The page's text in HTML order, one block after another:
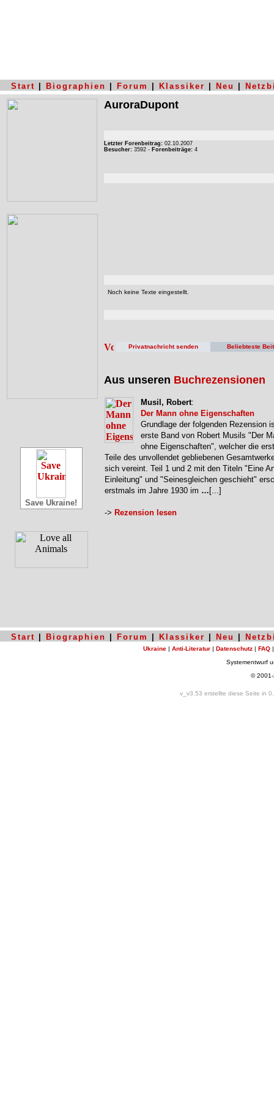
Start Biographien Forum Klassiker Neu
Save Ukraine!
AuroraDupont
Letzter Forenbeitrag: 02.10.2007
Besucher: 3592 - Forenbeiträge: 4
Noch keine Texte eingestellt.
Privatnachricht senden Beliebteste
Aus unseren Buchrezensionen
Musil, Robert:
Der Mann ohne Eigenschaften
Grundlage der folgenden Rezension
erste Band von Robert Musils "Der
ohne Eigenschaften", welcher die
Teile des unvollendet gebliebenen
sich vereint. Teil 1 und 2 mit den Titeln "Eine
Einleitung" und "Seinesgleichen geschieht"
erstmals im Jahre 1930 im … [...]
-> Rezension lesen
Start Biographien Forum Klassiker Neu
Ukraine | Anti-Literatur | Datenschutz | FAQ
Systementwurf
©
v_v3.53 erstellte diese Seite in